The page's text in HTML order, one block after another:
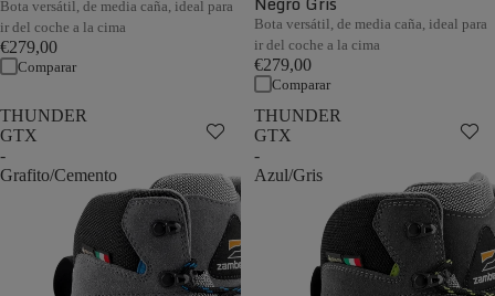
Bota versátil, de media caña, ideal para
ir del coche a la cima
€279,00
Comparar
Bota versátil, de media caña, ideal para
ir del coche a la cima
€279,00
Comparar
THUNDER
GTX
-
Grafito/Cemento
THUNDER
GTX
-
Azul/Gris